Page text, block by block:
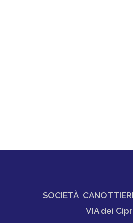
SOCIETÀ
VIA dei